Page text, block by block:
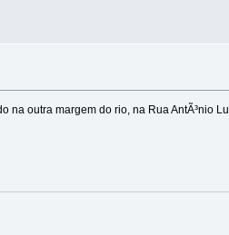
na outra margem do rio, na Rua AntÃ³nio